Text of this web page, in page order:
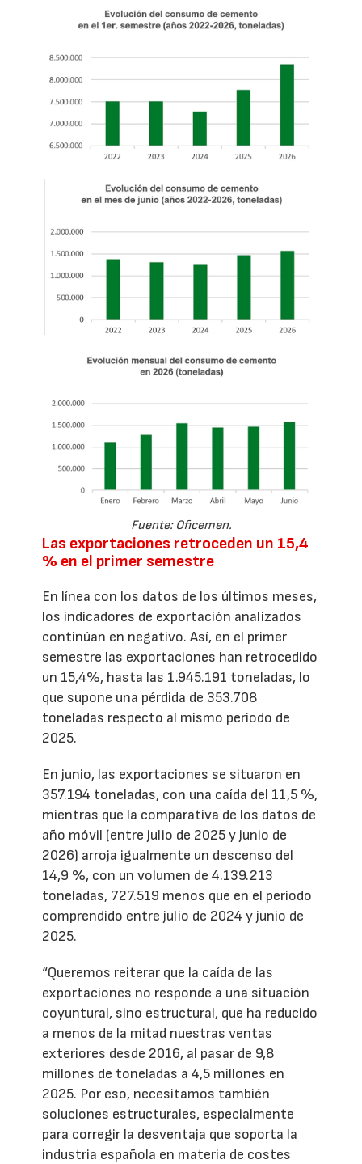
Fuente: Oficemen.
Las exportaciones retroceden un 15,4
% en el primer semestre
En línea con los datos de los últimos meses,
los indicadores de exportación analizados
continúan en negativo. Así, en el primer
semestre las exportaciones han retrocedido
un 15,4%, hasta las 1.945.191 toneladas, lo
que supone una pérdida de 353.708
toneladas respecto al mismo período de
2025.
En junio, las exportaciones se situaron en
357.194 toneladas, con una caída del 11,5 %,
mientras que la comparativa de los datos de
año móvil (entre julio de 2025 y junio de
2026) arroja igualmente un descenso del
14,9 %, con un volumen de 4.139.213
toneladas, 727.519 menos que en el periodo
comprendido entre julio de 2024 y junio de
2025.
“Queremos reiterar que la caída de las
exportaciones no responde a una situación
coyuntural, sino estructural, que ha reducido
a menos de la mitad nuestras ventas
exteriores desde 2016, al pasar de 9,8
millones de toneladas a 4,5 millones en
2025. Por eso, necesitamos también
soluciones estructurales, especialmente
para corregir la desventaja que soporta la
industria española en materia de costes